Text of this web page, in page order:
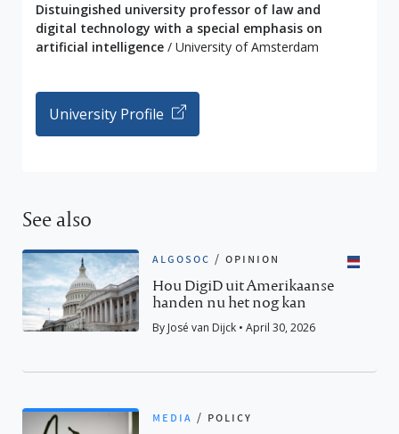
Distuingished university professor of law and
digital technology with a special emphasis on
artificial intelligence / University of Amsterdam
University Profile
See also
algosoc /opinion
Hou DigiD uit Amerikaanse
handen nu het nog kan
By José van Dijck • April 30, 2026
media / policy